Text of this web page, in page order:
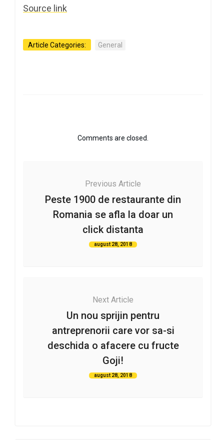
Source link
Article Categories: General
Comments are closed.
Previous Article
Peste 1900 de restaurante din
Romania se afla la doar un
click distanta
august 28, 2018
Next Article
Un nou sprijin pentru
antreprenorii care vor sa-si
deschida o afacere cu fructe
Goji!
august 28, 2018